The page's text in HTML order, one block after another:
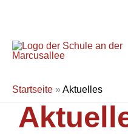
springen
Startseite »Aktuelles